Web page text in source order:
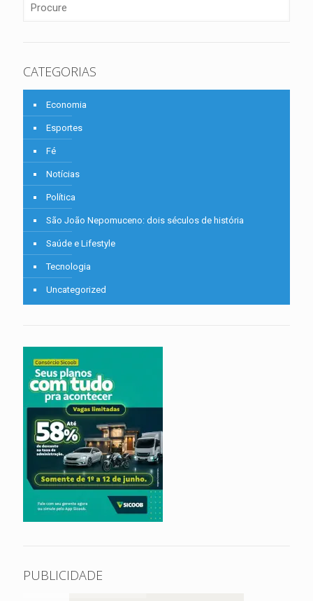
CATEGORIAS
Economia
Esportes
Fé
Notícias
Política
São João Nepomuceno: dois séculos de história
Saúde e Lifestyle
Tecnologia
Uncategorized
PUBLICIDADE